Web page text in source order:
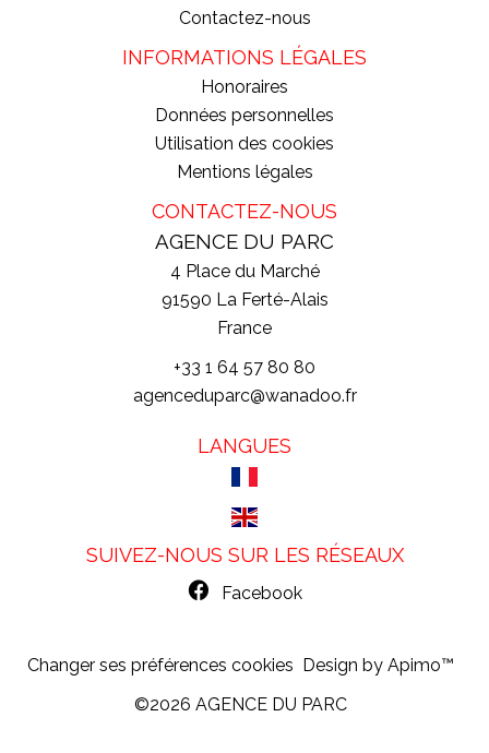
Contactez-nous
INFORMATIONS LÉGALES
Honoraires
Données personnelles
Utilisation des cookies
Mentions légales
CONTACTEZ-NOUS
AGENCE DU PARC
4 Place du Marché
91590 La Ferté-Alais
France
+33 1 64 57 80 80
agenceduparc@wanadoo.fr
LANGUES
SUIVEZ-NOUS SUR LES RÉSEAUX
Facebook
Changer ses préférences cookies Design by Apimo™
©2026 AGENCE DU PARC